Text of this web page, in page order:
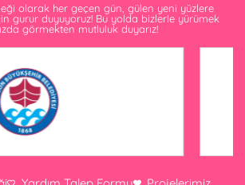
olarak her geçen gün, gülen yeni yüzlere
gurur duyuyoruz! Bu yolda bizlerle yürümek
görmekten mutluluk duyarız!